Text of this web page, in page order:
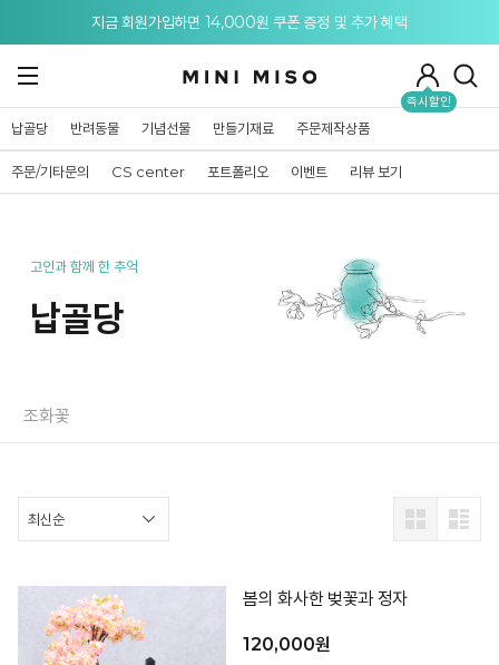
지금 회원가입하면 14,000원 쿠폰 증정 및 추가 혜택
즉시할인
납골당 반려동물 기념선물 만들기재료 주문제작상품
주문/기타문의 CS center 포트폴리오 이벤트 리뷰 보기
고인과 함께 한 추억
납골당
조화꽃
봄의 화사한 벚꽃과 정자
120,000원